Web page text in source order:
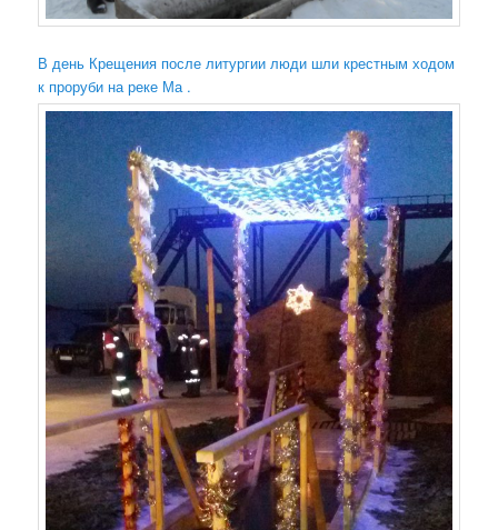
В день Крещения после литургии люди шли крестным ходом
к проруби на реке Ма .